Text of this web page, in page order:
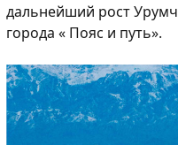
дальнейший рост
города « Пояс и путь».